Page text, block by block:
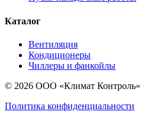
Каталог
Вентиляция
Кондиционеры
Чиллеры и фанкойлы
© 2026 ООО «Климат Контроль»
Политика конфиденциальности